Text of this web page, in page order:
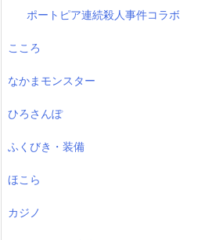
ポートピア連続殺人事件コラボ
こころ
なかまモンスター
ひろさんぽ
ふくびき・装備
ほこら
カジノ